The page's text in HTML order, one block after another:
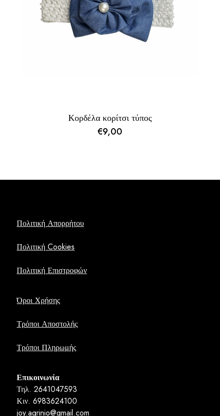
Κορδέλα κορίτσι τύπος
€9,00
Πολιτική Απορρήτου
Πολιτική Cookies
Πολιτική Επιστροφών
Όροι Χρήσης
Τρόποι Αποστολής
Τρόποι Πληρωμής
Επικοινωνία
Τηλ. 2641047593
Κιν. 6983624100
joy.agrinio@gmail.com